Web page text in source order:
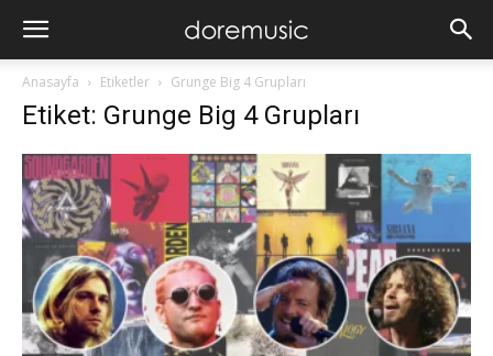
Anasayfa Etiketler Grunge Big 4 Grupları
Etiket: Grunge Big 4 Grupları